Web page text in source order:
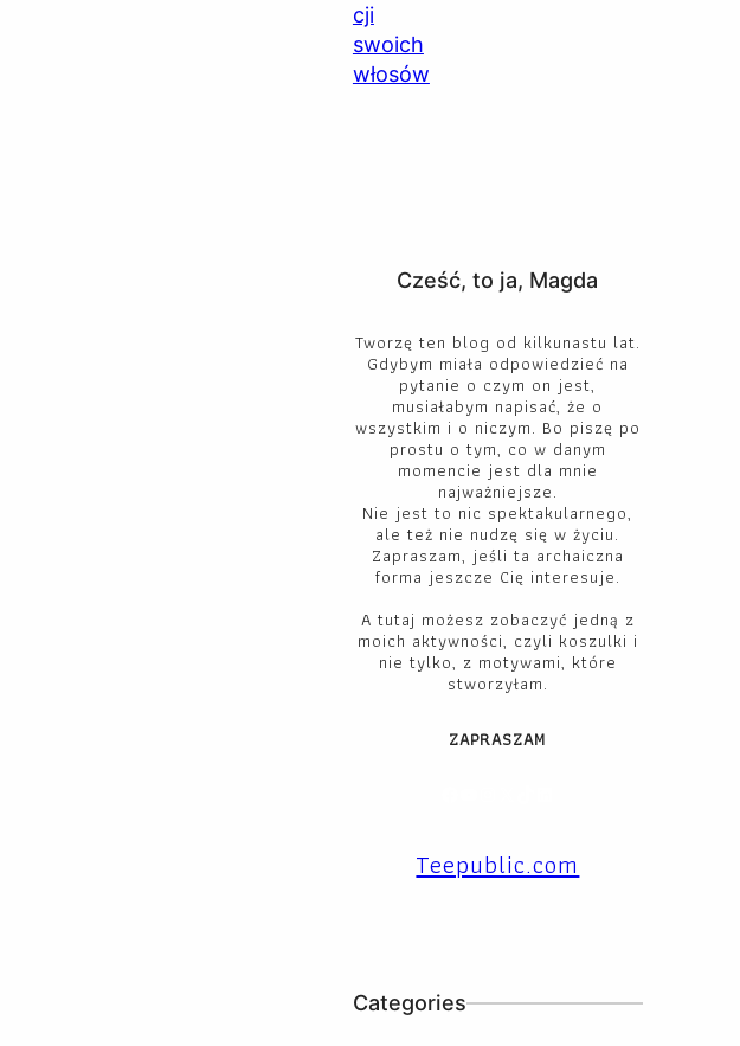
Cześć, to ja, Magda
Tworzę ten blog od kilkunastu lat.
Gdybym miała odpowiedzieć na
pytanie o czym on jest,
musiałabym napisać, że o
wszystkim i o niczym. Bo piszę po
prostu o tym, co w danym
momencie jest dla mnie
najważniejsze.
Nie jest to nic spektakularnego,
ale też nie nudzę się w życiu.
Zapraszam, jeśli ta archaiczna
forma jeszcze Cię interesuje.
A tutaj możesz zobaczyć jedną z
moich aktywności, czyli koszulki i
nie tylko, z motywami, które
stworzyłam.
ZAPRASZAM
Teepublic.com
Categories